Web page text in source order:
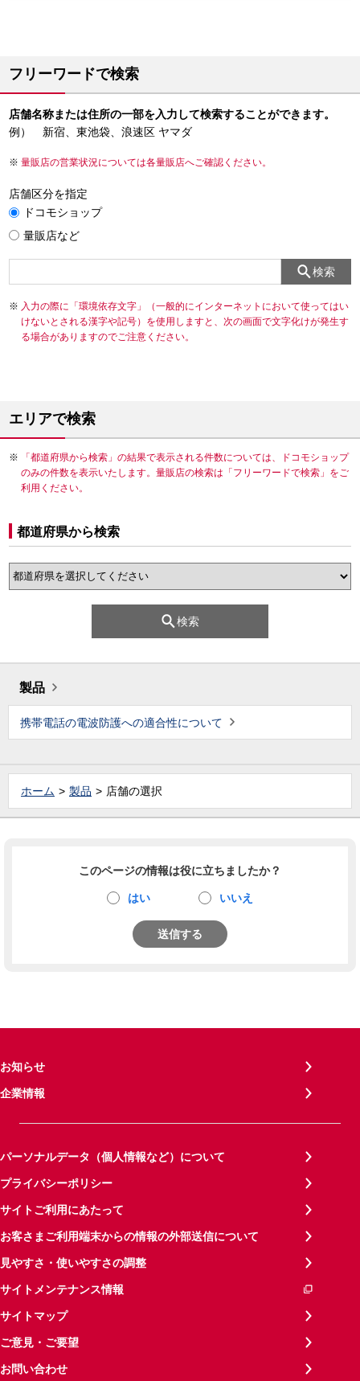
フリーワードで検索
店舗名称または住所の一部を入力して検索することができます。
例） 新宿、東池袋、浪速区 ヤマダ
量販店の営業状況については各量販店へご確認ください。
店舗区分を指定
ドコモショップ
量販店など
検索
入力の際に「環境依存文字」（一般的にインターネットにおいて使ってはい
けないとされる漢字や記号）を使用しますと、次の画面で文字化けが発生す
る場合がありますのでご注意ください。
エリアで検索
「都道府県から検索」の結果で表示される件数については、ドコモショップ
のみの件数を表示いたします。量販店の検索は「フリーワードで検索」をご
利用ください。
都道府県から検索
検索
製品
携帯電話の電波防護への適合性について
ホーム 製品 店舗の選択
このページの情報は役に立ちましたか？
はい いいえ
送信する
お知らせ
企業情報
パーソナルデータ（個人情報など）について
プライバシーポリシー
サイトご利用にあたって
お客さまご利用端末からの情報の外部送信について
見やすさ・使いやすさの調整
サイトメンテナンス情報
サイトマップ
ご意見・ご要望
お問い合わせ